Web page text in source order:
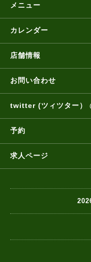
メニュー
カレンダー
店舗情報
お問い合わせ
twitter (ツィツター）
予約
求人ページ